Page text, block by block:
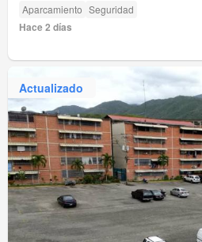
Aparcamiento Seguridad
Hace 2 días
Actualizado